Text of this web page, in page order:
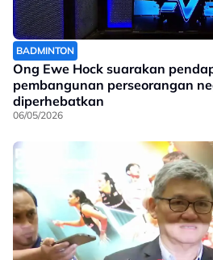
BADMINTON
Ong Ewe Hock suarakan
pembangunan perseorangan
diperhebatkan
06/05/2026